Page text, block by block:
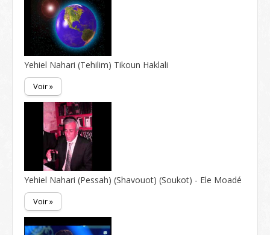
Yehiel Nahari (Tehilim) Tikoun Haklali
Voir »
Yehiel Nahari (Pessah) (Shavouot) (Soukot) - Ele Moadé
Voir »